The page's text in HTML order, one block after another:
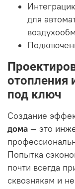
для
отопления
под ключ
Создание
дома — это
Попытка
почти всегда
сквознякам и